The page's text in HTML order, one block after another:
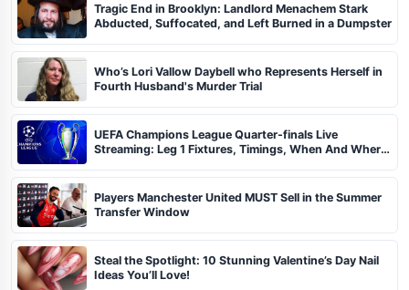
Tragic End in Brooklyn: Landlord Menachem Stark
Abducted, Suffocated, and Left Burned in a Dumpster
Who’s Lori Vallow Daybell who Represents Herself in
Fourth Husband's Murder Trial
UEFA Champions League Quarter-finals Live
Streaming: Leg 1 Fixtures, Timings, When And Where
Players Manchester United MUST Sell in the Summer
Transfer Window
Steal the Spotlight: 10 Stunning Valentine’s Day Nail
Ideas You’ll Love!